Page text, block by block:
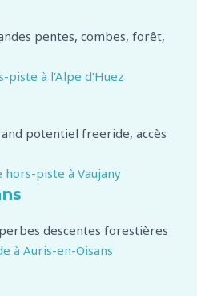
pentes, combes, forêt,
à l’Alpe d’Huez
potentiel freeride, accès
piste à Vaujany
descentes forestières
à Auris-en-Oisans